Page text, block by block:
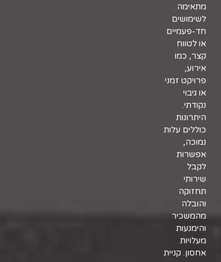
מתאימה
לשימושים
חד-פעמיים
או לטווח
קצר, כמו
אירוע,
פרויקט זמני
או גיבוי
נקודתי.
היתרונות
כוללים עלות
נמוכה,
אפשרות
לקבל
שירותי
תחזוקה
והובלה
מהמשכיר
והימנעות
מעלויות
אחסון. קניית